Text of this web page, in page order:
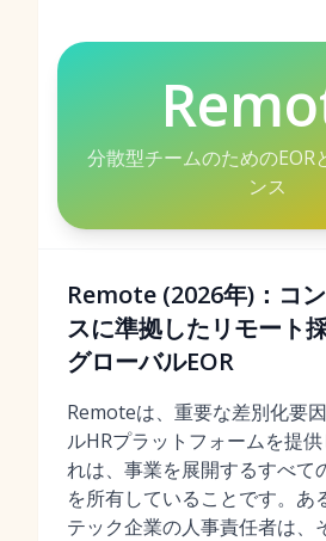
分散型チームのためのEOR
ンス
Remote (2026年)：コ
スに準拠したリモート
グローバルEOR
Remoteは、重要な差別化要
ルHRプラットフォームを提
れは、事業を展開するすべて
を所有していることです。あ
テック企業の人事責任者は、